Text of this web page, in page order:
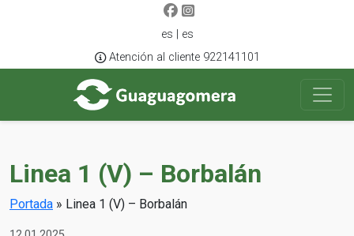
es | es
Atención al cliente 922141101
Linea 1 (V) – Borbalán
Portada » Linea 1 (V) – Borbalán